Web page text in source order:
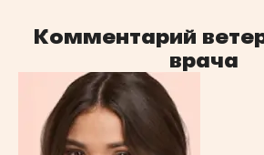
Комментарий
врача